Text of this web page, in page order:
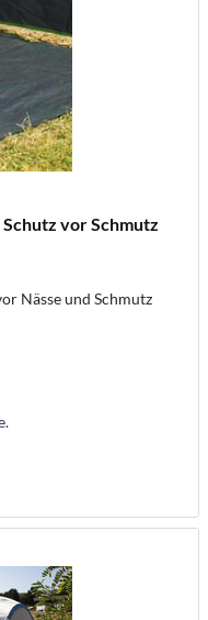
vor Schmutz
Nässe und Schmutz